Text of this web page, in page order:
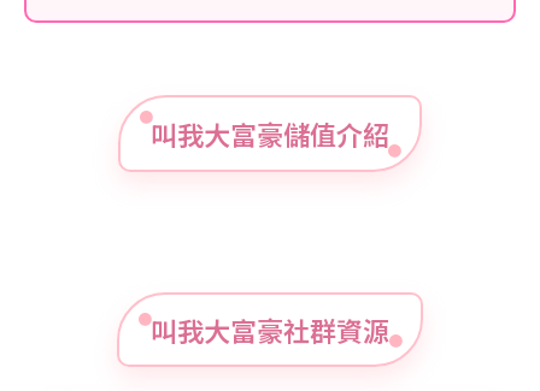
叫我大富豪儲值介紹
叫我大富豪社群資源